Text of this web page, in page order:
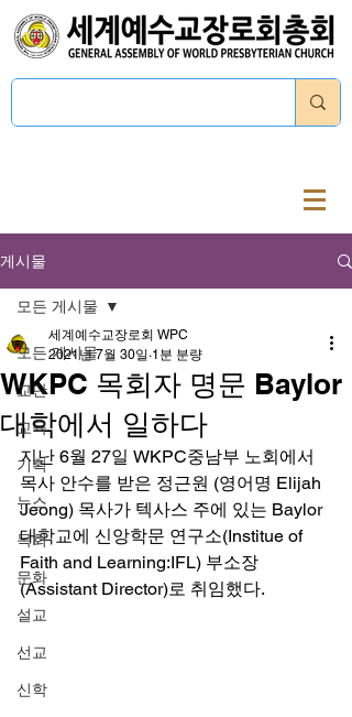
게시물
모든 게시물
교단
교육
기획
뉴스
목회
문화
설교
선교
신학
모든 게시물
WKPC 목회자 명문 Baylor
대학에서 일하다
세계예수교장로회 WPC
2021년 7월 30일 1분 분량
지난 6월 27일 WKPC중남부 노회에서
목사 안수를 받은 정근원 (영어명 Elijah
Jeong) 목사가 텍사스 주에 있는 Baylor
대학교에 신앙학문 연구소(Institue of
Faith and Learning:IFL) 부소장
(Assistant Director)로 취임했다.